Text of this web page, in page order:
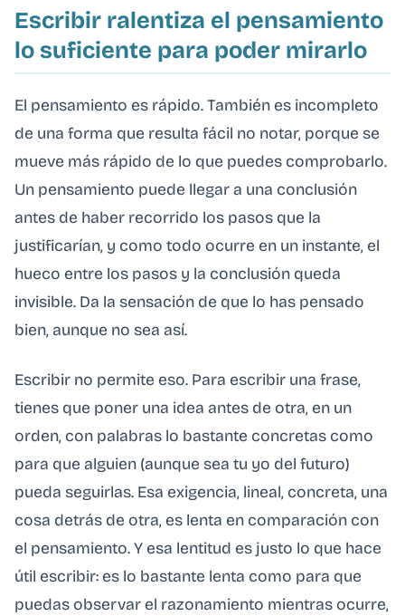
Escribir ralentiza el pensamiento
lo suficiente para poder mirarlo
El pensamiento es rápido. También es incompleto
de una forma que resulta fácil no notar, porque se
mueve más rápido de lo que puedes comprobarlo.
Un pensamiento puede llegar a una conclusión
antes de haber recorrido los pasos que la
justificarían, y como todo ocurre en un instante, el
hueco entre los pasos y la conclusión queda
invisible. Da la sensación de que lo has pensado
bien, aunque no sea así.
Escribir no permite eso. Para escribir una frase,
tienes que poner una idea antes de otra, en un
orden, con palabras lo bastante concretas como
para que alguien (aunque sea tu yo del futuro)
pueda seguirlas. Esa exigencia, lineal, concreta, una
cosa detrás de otra, es lenta en comparación con
el pensamiento. Y esa lentitud es justo lo que hace
útil escribir: es lo bastante lenta como para que
puedas observar el razonamiento mientras ocurre,